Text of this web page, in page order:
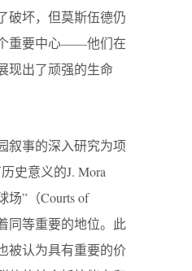
破坏，但莫斯伍德仍
重要中心——他们在
现出了顽强的生命
叙事的深入研究为项
史意义的J. Mora
场”（Courts of
同等重要的地位。此
被认为具有重要的价